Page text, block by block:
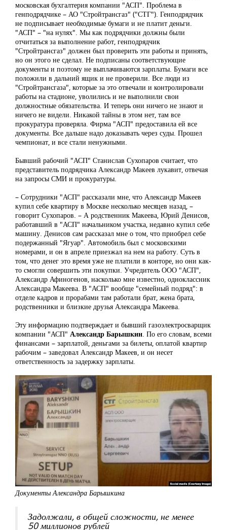
московская бухгалтерия компании "АСП". Проблема в
генподрядчике – АО "Стройтрансгаз" ("СТГ"). Генподрядчик
не подписывает необходимые бумаги и не платит деньги.
"АСП" – "на нулях". Мы как подрядчики должны были
отчитаться за выполнение работ, генподрядчик
"Стройтрансгаз" должен был проверить эти работы и принять,
но он этого не сделал. Не подписаны соответствующие
документы и поэтому не выплачиваются зарплаты. Бумаги все
положили в дальний ящик и не проверили. Все люди из
"Стройтрансгаза", которые за это отвечали и контролировали
работы на стадионе, уволились и не выполнили свои
должностные обязательства. И теперь они ничего не знают и
ничего не видели. Никакой тайны в этом нет, там все
прокуратура проверяла. Фирма "АСП" предоставила ей все
документы. Все дальше надо доказывать через суды. Прошел
чемпионат, и все стали ненужными.
Бывший рабочий "АСП" Станислав Сухопаров считает, что
представитель подрядчика Александр Макеев лукавит, отвечая
на запросы СМИ и прокуратуры.
– Сотрудники "АСП" рассказали мне, что Александр Макеев
купил себе квартиру в Москве несколько месяцев назад, –
говорит Сухопаров. – А родственник Макеева, Юрий Денисов,
работавший в "АСП" начальником участка, недавно купил себе
машину. Денисов сам рассказал мне о том, что приобрел себе
подержанный "Ягуар". Автомобиль был с московскими
номерами, и он в апреле приезжал на нем на работу. Суть в
том, что денег это время уже не платили в конторе, но они как-
то смогли совершить эти покупки. Учредитель ООО "АСП",
Александр Афиногенов, насколько мне известно, одноклассник
Александра Макеева. В "АСП" вообще "семейный подряд": в
отделе кадров и прорабами там работали брат, жена брата,
родственники и близкие друзья Александра Макеева.
Эту информацию подтверждает и бывший газоэлектросварщик
компании "АСП" Александр Барышкин. По его словам, всеми
финансами – зарплатой, деньгами за билеты, оплатой квартир
рабочим – заведовал Александр Макеев, и он несет
ответственность за задержку зарплаты.
Документы Александра Барышкина
Задолжали, в общей сложности, не менее
50 миллионов рублей